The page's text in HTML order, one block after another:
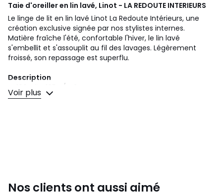
Taie d'oreiller en lin lavé, Linot - LA REDOUTE INTERIEURS
Le linge de lit en lin lavé Linot La Redoute Intérieurs, une
création exclusive signée par nos stylistes internes.
Matière fraîche l'été, confortable l'hiver, le lin lavé
s'embellit et s'assouplit au fil des lavages. Légèrement
froissé, son repassage est superflu.
Description
• 100% lin, 165 g/m2
• Légèrement froissé, son repassage est superflu.
• 85 x 185 : taie de traversin. Diamètre : 42,5 cm
Voir plus
Nos clients ont aussi aimé